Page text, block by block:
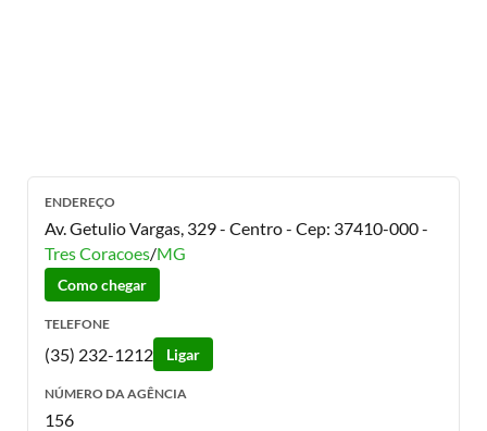
ENDEREÇO
Av. Getulio Vargas, 329 - Centro- Cep: 37410-000-
Tres Coracoes/MG
Como chegar
TELEFONE
(35) 232-1212 Ligar
NÚMERO DA AGÊNCIA
156